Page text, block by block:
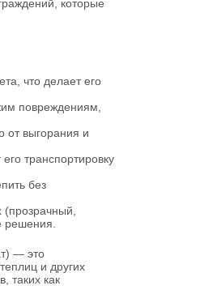
которые
что делает его
повреждениям,
выгорания и
транспортировку
без
решения.
— это
и других
таких как